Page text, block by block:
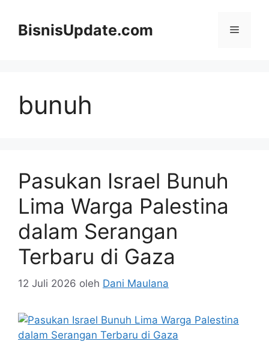
BisnisUpdate.com Menu
bunuh
Pasukan Israel Bunuh
Lima Warga Palestina
dalam Serangan
Terbaru di Gaza
12 Juli 2026 oleh Dani Maulana